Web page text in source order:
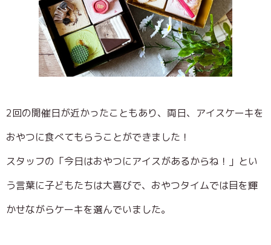
2回の開催日が近かったこともあり、両日、アイスケーキを
おやつに食べてもらうことができました！
スタッフの「今日はおやつにアイスがあるからね！」とい
う言葉に子どもたちは大喜びで、おやつタイムでは目を輝
かせながらケーキを選んでいました。